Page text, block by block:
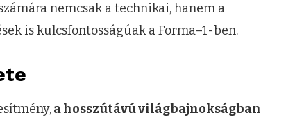
nemcsak a technikai, hanem a
is kulcsfontosságúak a Forma–1-ben.
a hosszútávú világbajnokságban